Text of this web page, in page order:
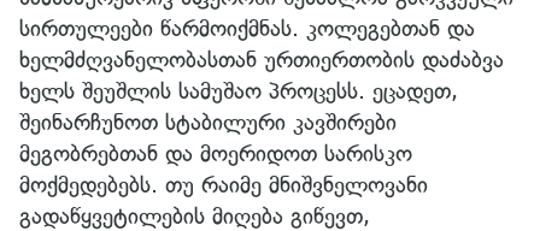
სირთულეები წარმოიქმნას. კოლეგებთან და
ხელმძღვანელობასთან ურთიერთობის დაძაბვა
ხელს შეუშლის სამუშაო პროცესს. ეცადეთ,
შეინარჩუნოთ სტაბილური კავშირები
მეგობრებთან და მოერიდოთ სარისკო
მოქმედებებს. თუ რაიმე მნიშვნელოვანი
გადაწყვეტილების მიღება გიწევთ,